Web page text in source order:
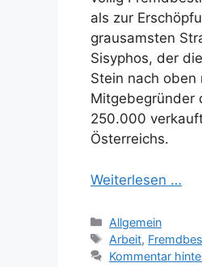
als zur
grausamsten
Sisyphos, der
Stein nach oben
Mitgebegründer
250.000
Österreichs.
Weiterlesen …
Kategorien
Allgemein
Schlagwörter
Arbeit,
Kommentar